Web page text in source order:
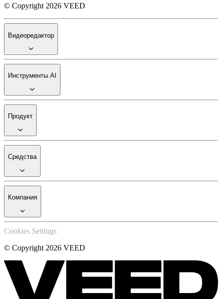
© Copyright 2026 VEED
Видеоредактор
Инструменты AI
Продукт
Средства
Компания
Cookies Settings
© Copyright 2026 VEED